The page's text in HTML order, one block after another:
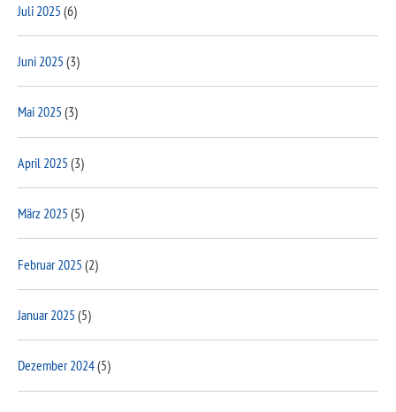
Juli 2025 (6)
Juni 2025 (3)
Mai 2025 (3)
April 2025 (3)
März 2025 (5)
Februar 2025 (2)
Januar 2025 (5)
Dezember 2024(5)